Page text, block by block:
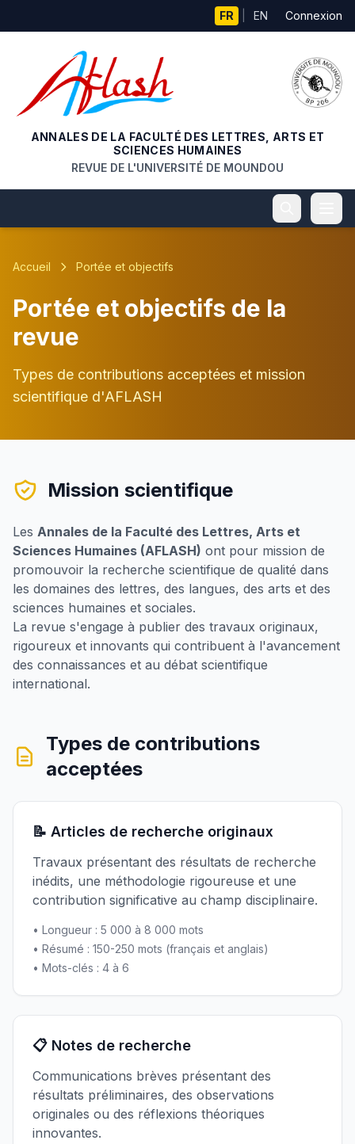
FR EN Connexion
ANNALES DE LA FACULTÉ DES LETTRES, ARTS ET
SCIENCES HUMAINES
REVUE DE L'UNIVERSITÉ DE MOUNDOU
Accueil Portée et objectifs
Portée et objectifs de la
revue
Types de contributions acceptées et mission
scientifique d'AFLASH
Mission scientifique
Les Annales de la Faculté des Lettres, Arts et
Sciences Humaines (AFLASH) ont pour mission de
promouvoir la recherche scientifique de qualité dans
les domaines des lettres, des langues, des arts et des
sciences humaines et sociales.
La revue s'engage à publier des travaux originaux,
rigoureux et innovants qui contribuent à l'avancement
des connaissances et au débat scientifique
international.
Types de contributions
acceptées
📝 Articles de recherche originaux
Travaux présentant des résultats de recherche
inédits, une méthodologie rigoureuse et une
contribution significative au champ disciplinaire.
• Longueur : 5 000 à 8 000 mots
• Résumé : 150-250 mots (français et anglais)
• Mots-clés : 4 à 6
📋 Notes de recherche
Communications brèves présentant des
résultats préliminaires, des observations
originales ou des réflexions théoriques
innovantes.